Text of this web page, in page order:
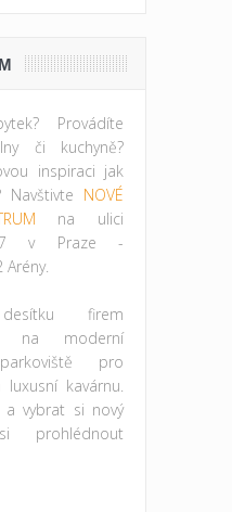
Provádíte
či kuchyně?
inspiraci jak
NOVÉ
na ulici
27 v Praze -
Arény.
firem
na moderní
pro
kavárnu.
vybrat si nový
prohlédnout